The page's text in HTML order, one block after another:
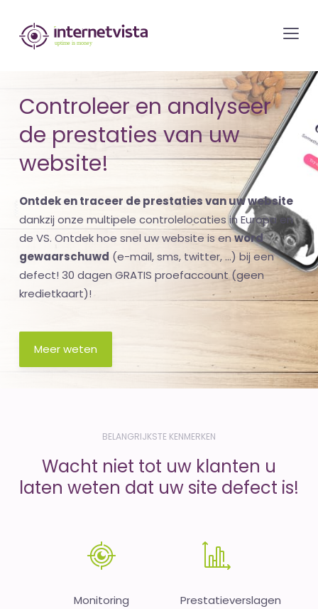
internetvista
monitoring
bewaking
van
websites
en
internetdiensten
-
Uptime
is
money
Controleer en analyseer
de prestaties van uw
website!
Ontdek en traceer de prestaties van uw website
dankzij onze multipele controlelocaties in Europa en
de VS. Ontdek hoe snel uw website is enword
gewaarschuwd (e-mail, sms, twitter, ...) bij een
defect! 30 dagen GRATIS proefaccount (geen
kredietkaart)!
Meer weten
BELANGRIJKSTE KENMERKEN
Wacht niet tot uw klanten u
laten weten dat uw site defect is!
Monitoring
Prestatieverslagen